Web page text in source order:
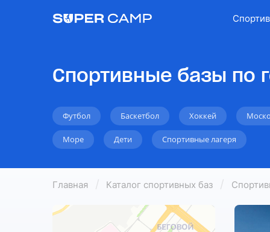
Спортивные базы по
Футбол Баскетбол Хоккей
Море Дети Спортивные лагеря
Главная Каталог спортивных баз